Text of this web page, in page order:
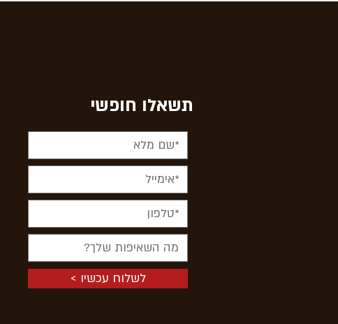
תשאלו חופשי
< לשלוח עכשיו